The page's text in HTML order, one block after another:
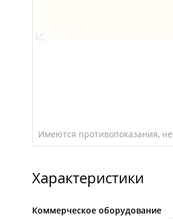
Имеются противопоказания,
Характеристики
Коммерческое оборудование